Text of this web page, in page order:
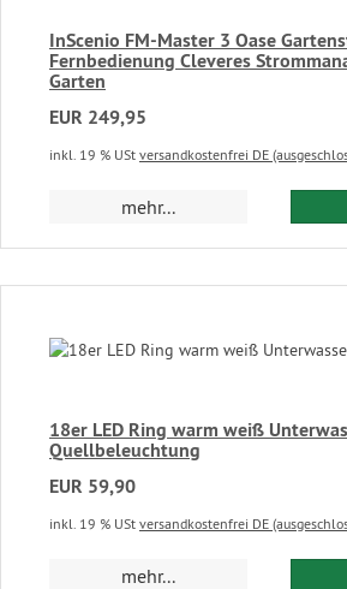
InScenio FM-Master 3 Oase
Fernbedienung Cleveres
Garten
EUR 249,95
inkl. 19 % USt versandkostenfrei DE
mehr...
18er LED Ring warm weiß
Quellbeleuchtung
EUR 59,90
inkl. 19 % USt versandkostenfrei DE
mehr...